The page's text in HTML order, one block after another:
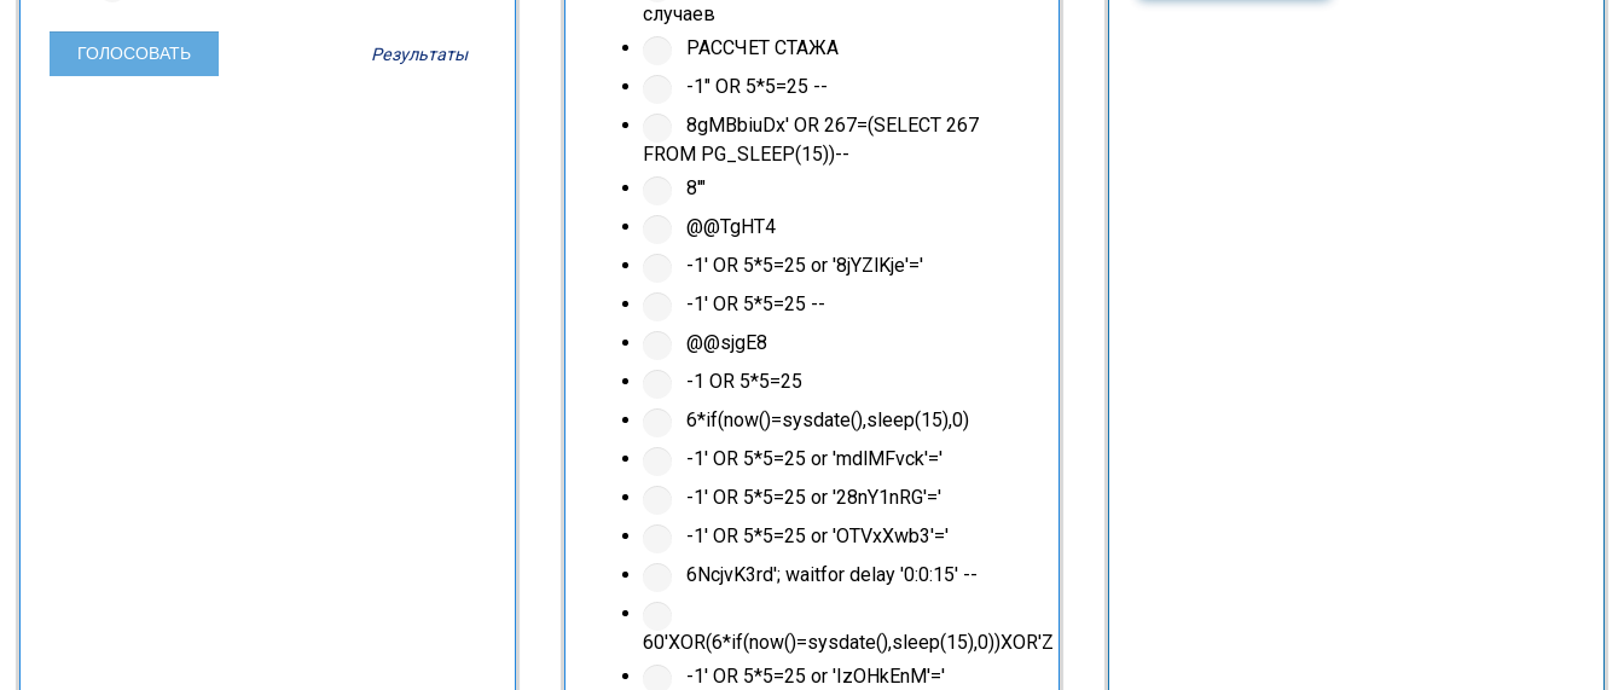
Результаты
случаев
РАССЧЕТ СТАЖА
-1" OR 5*5=25 --
8gMBbiuDx' OR 267=(SELECT 267
FROM PG_SLEEP(15))--
8'"
@@TgHT4
-1' OR 5*5=25 or '8jYZlKje'='
-1' OR 5*5=25 --
@@sjgE8
-1 OR 5*5=25
6*if(now()=sysdate(),sleep(15),0)
-1' OR 5*5=25 or 'mdlMFvck'='
-1' OR 5*5=25 or '28nY1nRG'='
-1' OR 5*5=25 or 'OTVxXwb3'='
6NcjvK3rd'; waitfor delay '0:0:15' --
60'XOR(6*if(now()=sysdate(),sleep(15),0))XOR'Z
-1' OR 5*5=25 or 'IzOHkEnM'='